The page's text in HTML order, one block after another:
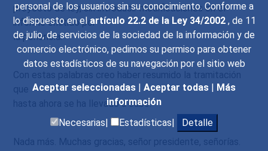
personal de los usuarios sin su conocimiento. Conforme a
lo dispuesto en elartículo 22.2 de la Ley 34/2002 , de 11
de julio, de servicios de la sociedad de la información y de
comercio electrónico, pedimos su permiso para obtener
datos estadísticos de su navegación por el sitio web
Aceptar seleccionadas | Aceptar todas | Más
información
Necesarias|
Estadísticas| Detalle
proyecto de ley, sin introducir modificaciones en el
informe emitido por
la ponencia.
Con estas palabras creo haber resumido la tramitación
que
hasta ahora se ha llevado a cabo.
Nada más. Muchas gracias, señor presidente, señorías.